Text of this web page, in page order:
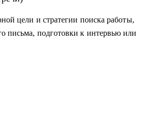
цели и стратегии поиска работы,
письма, подготовки к интервью или